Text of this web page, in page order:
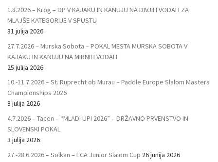
1.8.2026 – Krog – DP V KAJAKU IN KANUJU NA DIVJIH VODAH ZA
MLAJŠE KATEGORIJE V SPUSTU
31 julija 2026
27.7.2026 – Murska Sobota – POKAL MESTA MURSKA SOBOTA V
KAJAKU IN KANUJU NA MIRNIH VODAH
25 julija 2026
10.-11.7.2026 – St. Ruprecht ob Murau – Paddle Europe Slalom Masters
Championships 2026
8 julija 2026
4.7.2026 – Tacen – “MLADI UPI 2026” – DRŽAVNO PRVENSTVO IN
SLOVENSKI POKAL
3 julija 2026
27.-28.6.2026 – Solkan – ECA Junior Slalom Cup 26 junija 2026